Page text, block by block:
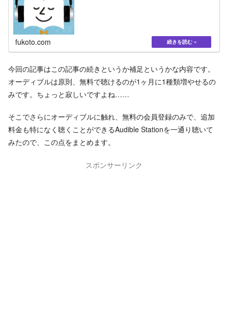
fukoto.com
今回の記事はこの記事の続きというか補足というかな内容です。
オーディブルは原則、無料で聴けるのが1ヶ月に1種類増やせるの
みです。ちょっと寂しいですよね……
そこでさらにオーディブルに触れ、無料の会員登録のみで、追加
料金も特になく聴くことができるAudible Stationを一通り聴いて
みたので、この点をまとめます。
スポンサーリンク